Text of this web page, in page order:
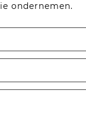
ondernemen.